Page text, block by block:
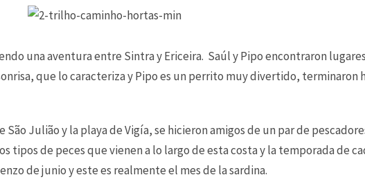
una aventura entre Sintra y Ericeira. Saúl y Pipo encontraron
que lo caracteriza y Pipo es un perrito muy divertido, terminaron
Julião y la playa de Vigía, se hicieron amigos de un par de
tipos de peces que vienen a lo largo de esta costa y la temporada de
de junio y este es realmente el mes de la sardina.